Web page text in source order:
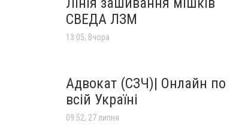
СВЕДА ЛЗМ
13:05, Вчора
Адвокат (СЗЧ)| Онлайн по
всій Україні
09:52, 27 липня